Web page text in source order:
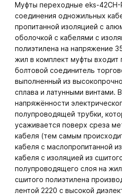
Муфты переходные eks-42CH-
соединения одножильных
пропитанной изоляцией с
оболочкой с кабелями с
полиэтилена на напряжение
жил в комплект муфты входит
болтовой соединитель
выполненный из
сплава и латунными винтами.
напряжённости
полупроводящей трубки,
усаживается поверх среза
кабеля (тем самым
кабеля с маслопропитанной
кабеля с изоляцией из
полупроводящего слоя на
сшитого полиэтилена
лентой 2220 с высокой